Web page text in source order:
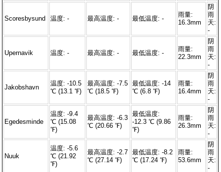
Scoresbysund 温度: - 最高温度: - 最低温度: -
雨量:
16.3mm
阴
雨
天:
-
Upernavik 温度: - 最高温度: - 最低温度: -
雨量:
22.3mm
阴
雨
天:
-
Jakobshavn
温度: -10.5
℃ (13.1 ℉)
最高温度: -7.5
℃ (18.5 ℉)
最低温度: -14
℃ (6.8 ℉)
雨量:
16.4mm
阴
雨
天:
-
Egedesminde
温度: -9.4
℃ (15.08
℉)
最高温度: -6.3
℃ (20.66 ℉)
最低温度:
-12.3 ℃ (9.86
℉)
雨量:
26.3mm
阴
雨
天:
-
Nuuk
温度: -5.6
℃ (21.92
℉)
最高温度: -2.7
℃ (27.14 ℉)
最低温度: -8.2
℃ (17.24 ℉)
雨量:
53.6mm
阴
雨
天:
-